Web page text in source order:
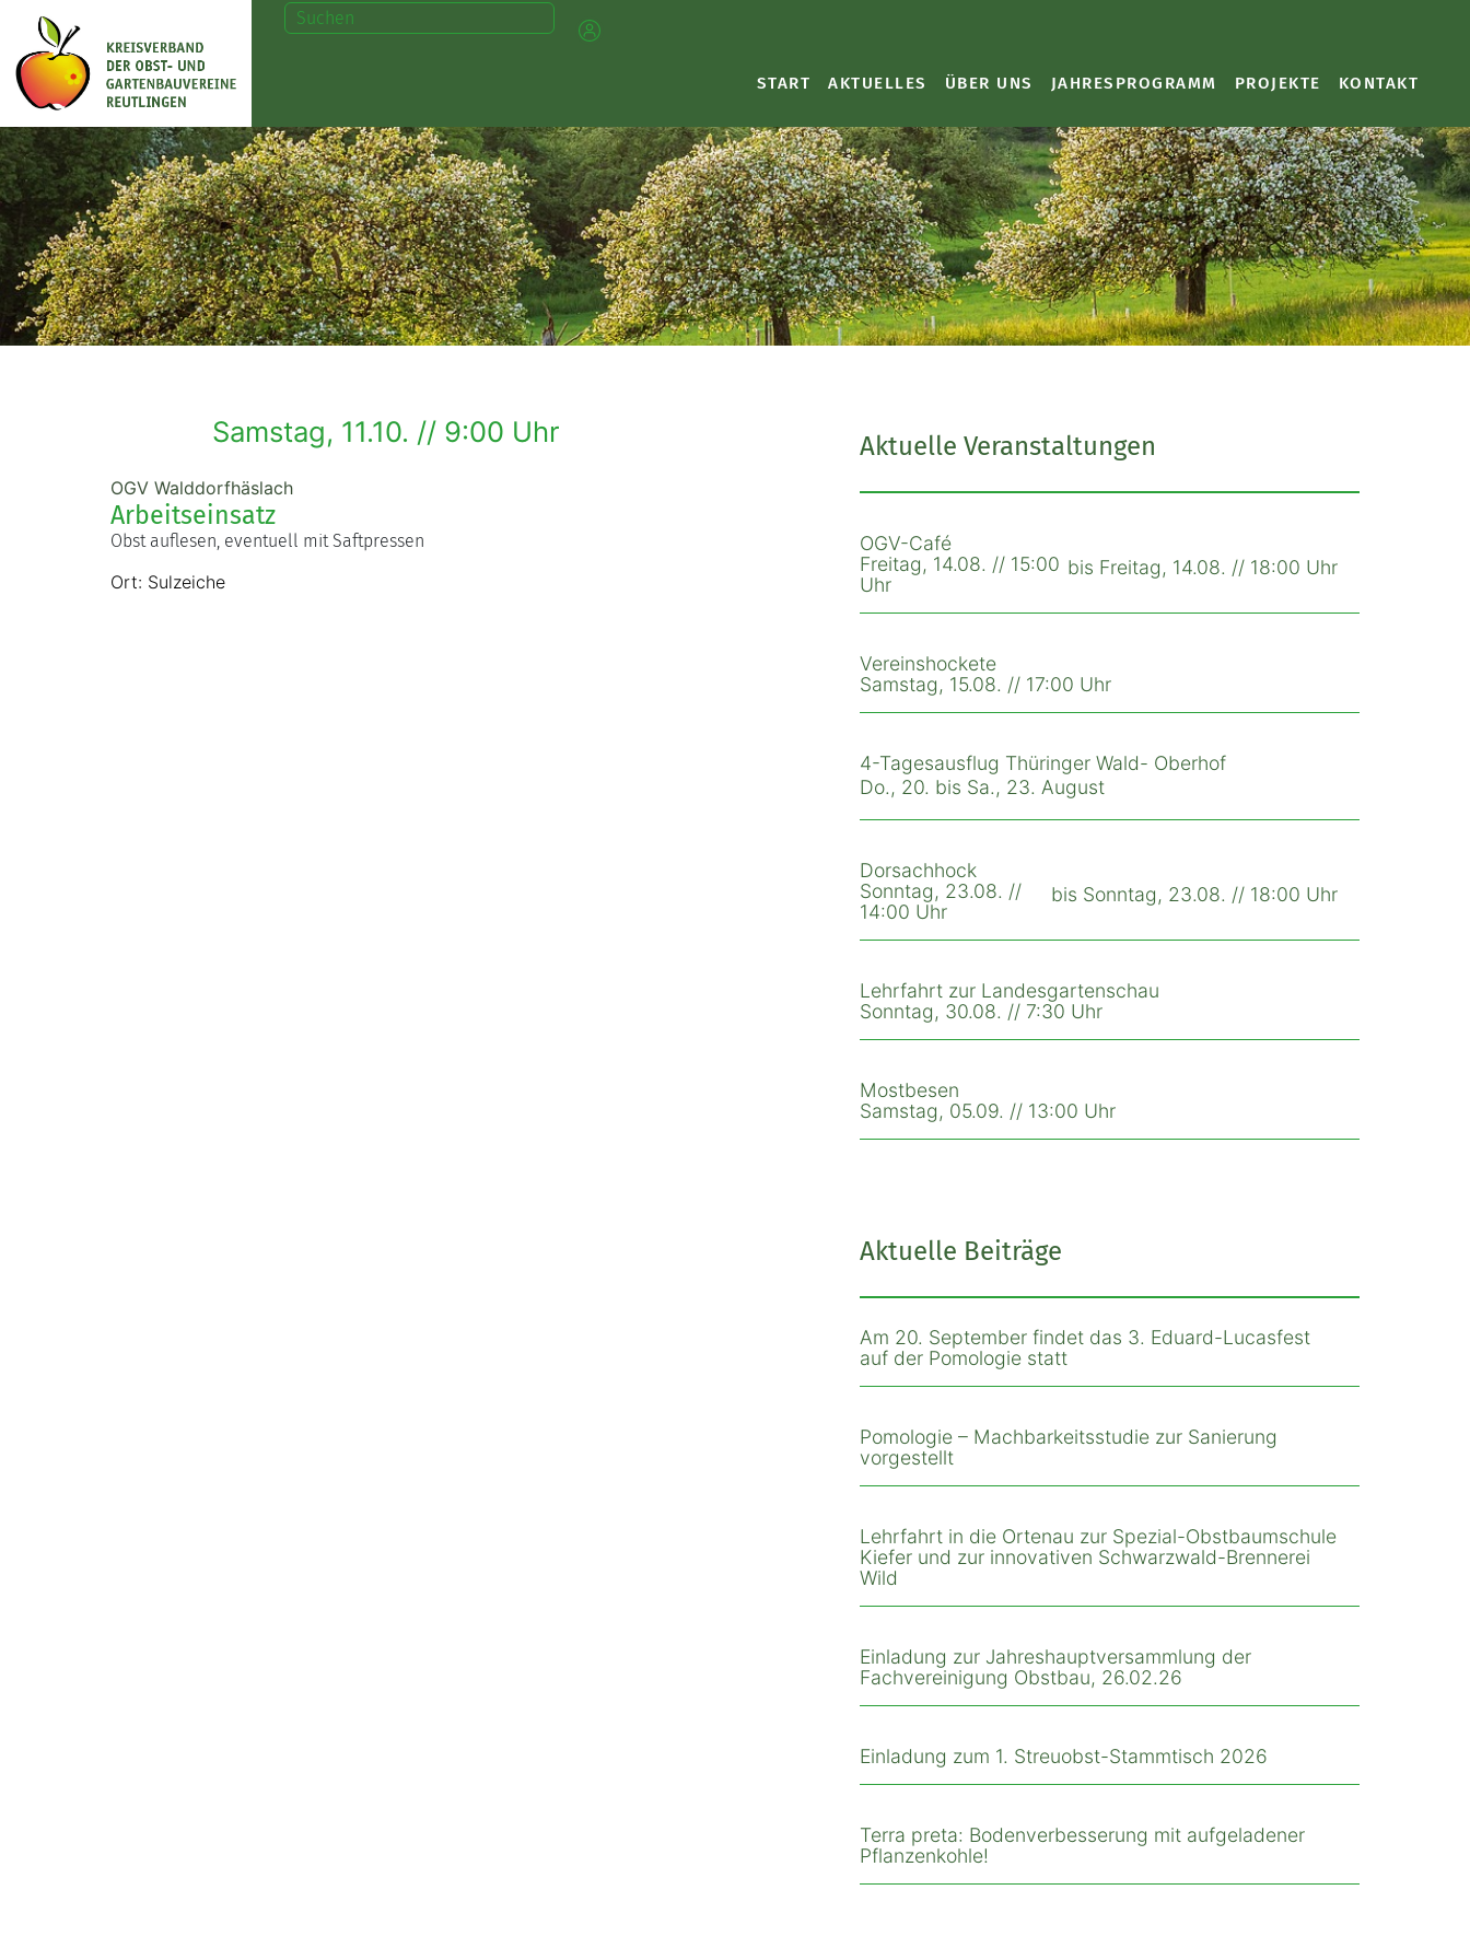
START AKTUELLES ÜBER UNS JAHRESPROGRAMM PROJEKTE KONTAKT
Samstag, 11.10. // 9:00 Uhr
OGV Walddorfhäslach
Arbeitseinsatz
Obst auflesen, eventuell mit Saftpressen
Ort: Sulzeiche
Aktuelle Veranstaltungen
OGV-Café
Freitag, 14.08. // 15:00
Uhr
bis Freitag, 14.08. // 18:00 Uhr
Vereinshockete
Samstag, 15.08. // 17:00 Uhr
4-Tagesausflug Thüringer Wald- Oberhof
Do., 20. bis Sa., 23. August
Dorsachhock
Sonntag, 23.08. //
14:00 Uhr
bis Sonntag, 23.08. // 18:00 Uhr
Lehrfahrt zur Landesgartenschau
Sonntag, 30.08. // 7:30 Uhr
Mostbesen
Samstag, 05.09. // 13:00 Uhr
Aktuelle Beiträge
Am 20. September findet das 3. Eduard-Lucasfest
auf der Pomologie statt
Pomologie – Machbarkeitsstudie zur Sanierung
vorgestellt
Lehrfahrt in die Ortenau zur Spezial-Obstbaumschule
Kiefer und zur innovativen Schwarzwald-Brennerei
Wild
Einladung zur Jahreshauptversammlung der
Fachvereinigung Obstbau, 26.02.26
Einladung zum 1. Streuobst-Stammtisch 2026
Terra preta: Bodenverbesserung mit aufgeladener
Pflanzenkohle!